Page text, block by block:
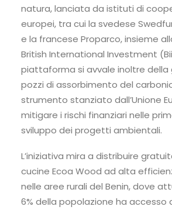
natura, lanciata da istituti di
europei, tra cui la svedese
e la francese Proparco, insieme
British International Investment
piattaforma si avvale inoltre della
pozzi di assorbimento del
strumento stanziato dall’Unione
mitigare i rischi finanziari nelle
sviluppo dei progetti ambientali.
L’iniziativa mira a distribuire
cucine Ecoa Wood ad alta
nelle aree rurali del Benin, dove
6% della popolazione ha accesso